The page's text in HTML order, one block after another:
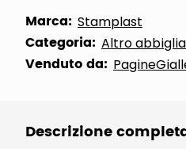
Marca: Stamplast
Categoria: Altro
Venduto da:
Descrizione